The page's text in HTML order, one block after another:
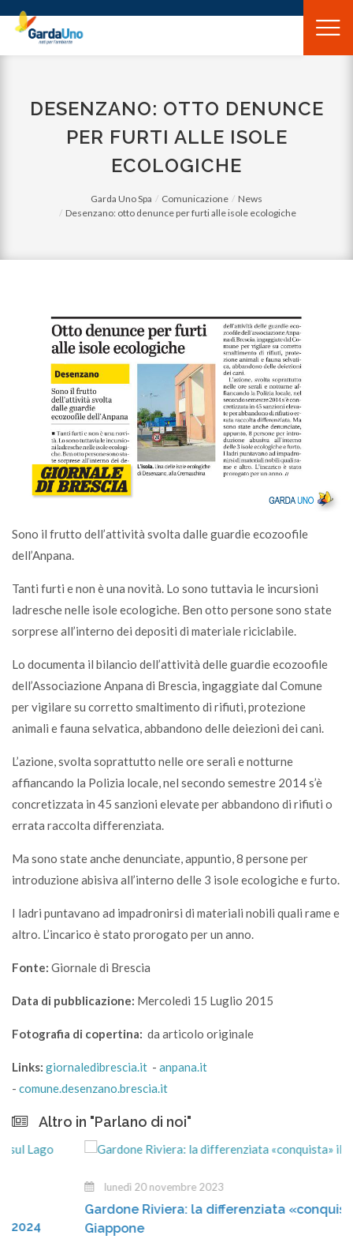
Gardauno
Spa
DESENZANO: OTTO DENUNCE
PER FURTI ALLE ISOLE
ECOLOGICHE
Garda Uno Spa Comunicazione
News
Desenzano: otto denunce per furti alle isole ecologiche
Sono il frutto dell’attività svolta dalle guardie ecozoofile
dell’Anpana.
Tanti furti e non è una novità. Lo sono tuttavia le incursioni
ladresche nelle isole ecologiche. Ben otto persone sono state
sorprese all’interno dei depositi di materiale riciclabile.
Lo documenta il bilancio dell’attività delle guardie ecozoofile
dell’Associazione Anpana di Brescia, ingaggiate dal Comune
per vigilare su corretto smaltimento di rifiuti, protezione
animali e fauna selvatica, abbandono delle deiezioni dei cani.
L’azione, svolta soprattutto nelle ore serali e notturne
affiancando la Polizia locale, nel secondo semestre 2014 s’è
concretizzata in 45 sanzioni elevate per abbandono di rifiuti o
errata raccolta differenziata.
Ma sono state anche denunciate, appuntio, 8 persone per
introduzione abisiva all’interno delle 3 isole ecologiche e furto.
I ladri puntavano ad impadronirsi di materiali nobili quali rame e
altro. L’incarico è stato prorogato per un anno.
Fonte: Giornale di Brescia
Data di pubblicazione: Mercoledi 15 Luglio 2015
Fotografia di copertina: da articolo originale
Links: giornaledibrescia.it - anpana.it
- comune.desenzano.brescia.it
Altro in "Parlano di noi"
lunedì 20 novembre 2023
Gardone Riviera: la differenziata «conquista» il
Giappone